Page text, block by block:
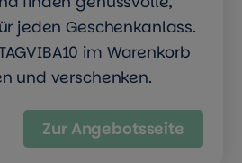
jeden Geschenkanlass.
im Warenkorb
und verschenken.
Zur Angebotsseite